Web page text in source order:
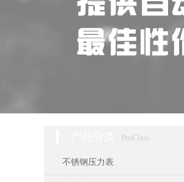
ProClass
不锈钢压力表